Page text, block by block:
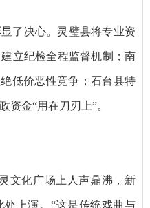
了决心。灵璧县将专业资
立纪检全程监督机制；南
低价恶性竞争；石台县特
资金“用在刀刃上”。
文化广场上人声鼎沸，新
上演。“这是传统戏曲与